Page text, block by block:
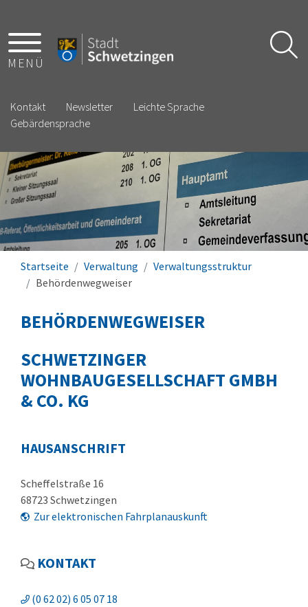
MENÜ
Kontakt Newsletter
Leichte Sprache
Gebärdensprache
Startseite Verwaltung
Verwaltungsstruktur
Behördenwegweiser
BEHÖRDENWEGWEISER
SCHWETZINGER
WOHNBAUGESELLSCHAFT GMBH
& CO. KG
HAUSANSCHRIFT
Scheffelstraße 16
68723 Schwetzingen
Zur elektronischen Fahrplanauskunft
KONTAKT
(0 6202) 6 05 07 18